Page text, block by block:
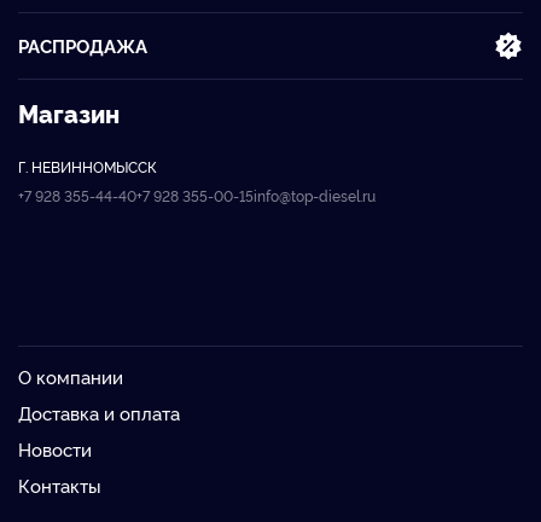
РАСПРОДАЖА
Магазин
Г. НЕВИННОМЫССК
+7 928 355-44-40+7 928 355-00-15info@top-diesel.ru
О компании
Доставка и оплата
Новости
Контакты